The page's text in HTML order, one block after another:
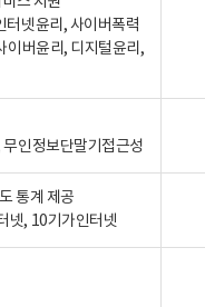
터넷윤리, 사이버폭력
이버윤리, 디지털윤리,
인정보단말기접근성
통계 제공
넷, 10기가인터넷